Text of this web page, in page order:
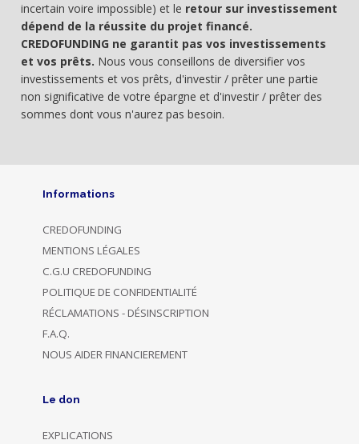
incertain voire impossible) et le retour sur investissement
dépend de la réussite du projet financé.
CREDOFUNDING ne garantit pas vos investissements
et vos prêts. Nous vous conseillons de diversifier vos
investissements et vos prêts, d'investir / prêter une partie
non significative de votre épargne et d'investir / prêter des
sommes dont vous n'aurez pas besoin.
Informations
CREDOFUNDING
MENTIONS LÉGALES
C.G.U CREDOFUNDING
POLITIQUE DE CONFIDENTIALITÉ
RÉCLAMATIONS - DÉSINSCRIPTION
F.A.Q.
NOUS AIDER FINANCIEREMENT
Le don
EXPLICATIONS